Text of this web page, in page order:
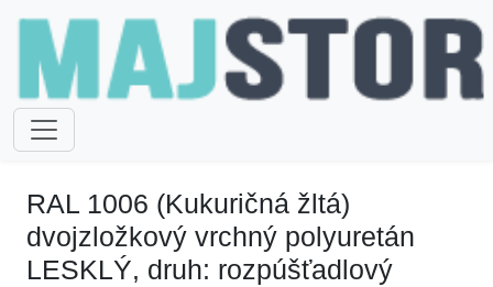
RAL 1006 (Kukuričná žltá)
dvojzložkový vrchný polyuretán
LESKLÝ, druh: rozpúšťadlový